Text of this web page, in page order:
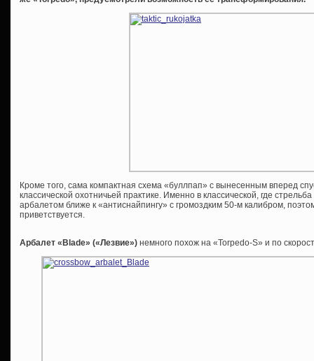
Кроме того, сама компактная схема «буллпап» с вынесенным вперед
классической охотничьей практике. Именно в классической, где
арбалетом ближе к «антиснайпингу» с громоздким 50-м калибром,
приветствуется.
Арбалет « Blade» («Лезвие») немного похож на «Torpedo-S» и по